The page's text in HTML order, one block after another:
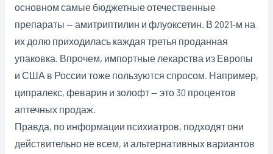
основном самые бюджетные отечественные
препараты — амитриптилин и флуоксетин. В 2021-м на
их долю приходилась каждая третья проданная
упаковка. Впрочем, импортные лекарства из Европы
и США в России тоже пользуются спросом. Например,
ципралекс, феварин и золофт — это 30 процентов
аптечных продаж.
Правда, по информации психиатров, подходят они
действительно не всем, и альтернативных вариантов